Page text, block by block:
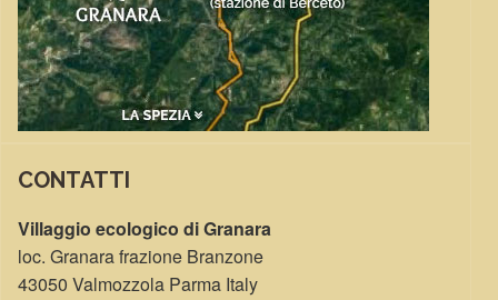
CONTATTI
Villaggio ecologico di Granara
loc. Granara frazione Branzone
43050 Valmozzola Parma Italy